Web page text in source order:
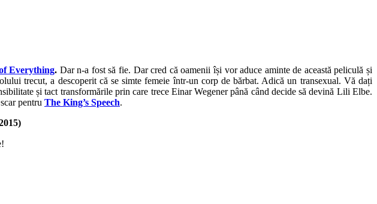
Everything. Dar n-a fost să fie. Dar cred că oamenii își vor aduce aminte de această peliculă și
trecut, a descoperit că se simte femeie într-un corp de bărbat. Adică un transexual. Vă dați
și tact transformările prin care trece Einar Wegener până când decide să devină Lili Elbe.
pentru The King’s Speech.